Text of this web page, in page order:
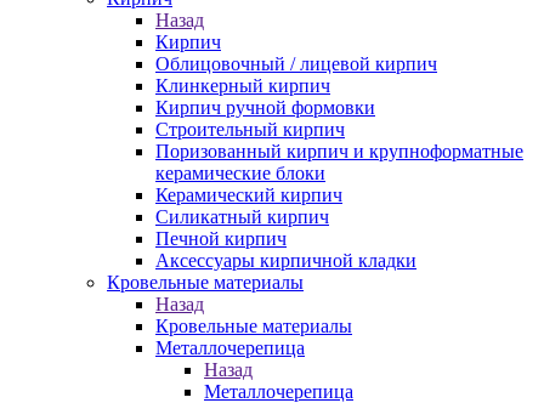
Назад
Кирпич
Облицовочный / лицевой кирпич
Клинкерный кирпич
Кирпич ручной формовки
Строительный кирпич
Поризованный кирпич и крупноформатные
керамические блоки
Керамический кирпич
Силикатный кирпич
Печной кирпич
Аксессуары кирпичной кладки
Кровельные материалы
Назад
Кровельные материалы
Металлочерепица
Назад
Металлочерепица